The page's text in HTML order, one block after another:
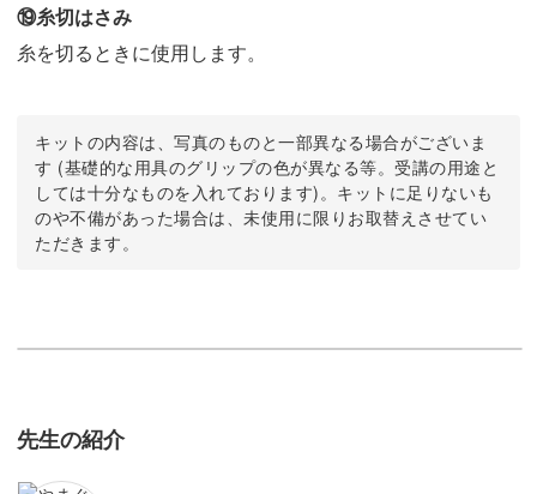
⑲糸切はさみ
糸を切るときに使用します。
キットの内容は、写真のものと一部異なる場合がございま
す (基礎的な用具のグリップの色が異なる等。受講の用途と
しては十分なものを入れております)。キットに足りないも
のや不備があった場合は、未使用に限りお取替えさせてい
ただきます。
先生の紹介